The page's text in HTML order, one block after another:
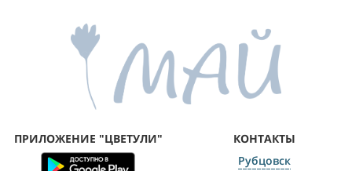
ПРИЛОЖЕНИЕ "ЦВЕТУЛИ"
КОНТАКТЫ
Рубцовск